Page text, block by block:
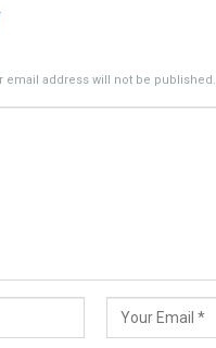
email address will not be published.